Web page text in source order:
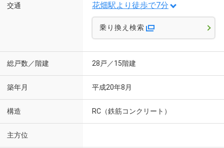
交通 花畑駅より徒歩で7分
乗り換え検索
総戸数／階建 28戸／15階建
築年月 平成20年8月
構造 RC（鉄筋コンクリート）
主方位